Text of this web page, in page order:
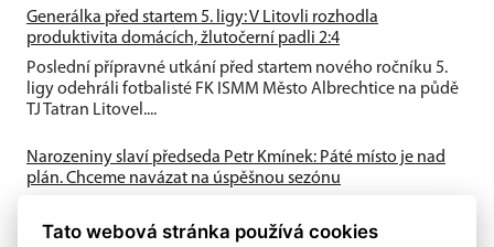
Generálka před startem 5. ligy: V Litovli rozhodla
produktivita domácích, žlutočerní padli 2:4
Poslední přípravné utkání před startem nového ročníku 5.
ligy odehráli fotbalisté FK ISMM Město Albrechtice na půdě
TJ Tatran Litovel....
Narozeniny slaví předseda Petr Kmínek: Páté místo je nad
plán. Chceme navázat na úspěšnou sezónu
výsledky. A-tým obsadil výborné 5. místo, dařilo se také
Tato webová stránka používá cookies